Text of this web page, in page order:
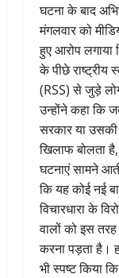
घटना के बाद
मंगलवार को
हुए आरोप
के पीछे
(RSS) से जुड़े
उन्होंने कहा कि
सरकार या उसकी
खिलाफ बोलता
घटनाएं सामने
कि यह कोई नई
विचारधारा के
वालों को इस
करना पड़ता है।
भी स्पष्ट किया